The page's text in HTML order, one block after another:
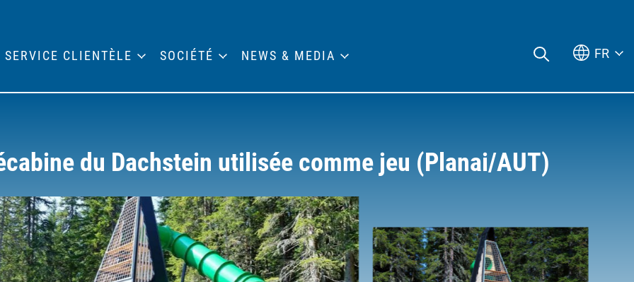
du Dachstein utilisée comme jeu (Planai/AUT)
SERVICE CLIENTÈLE SOCIÉTÉ NEWS & MEDIA FR